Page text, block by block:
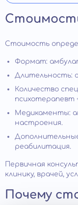
Стоимость
Формат:
Длительность:
Количество
психотерапевт
Медикаменты:
настроения.
реабилитация.
Первичная
клинику, врачей,
Почему